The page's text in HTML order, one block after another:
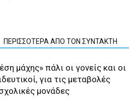
ΠΕΡΙΣΣΟΤΕΡΑ ΑΠΟ ΤΟΝ ΣΥΝΤΑΚΤΗ
μάχης» πάλι οι γονείς και οι
για τις μεταβολές
μονάδες